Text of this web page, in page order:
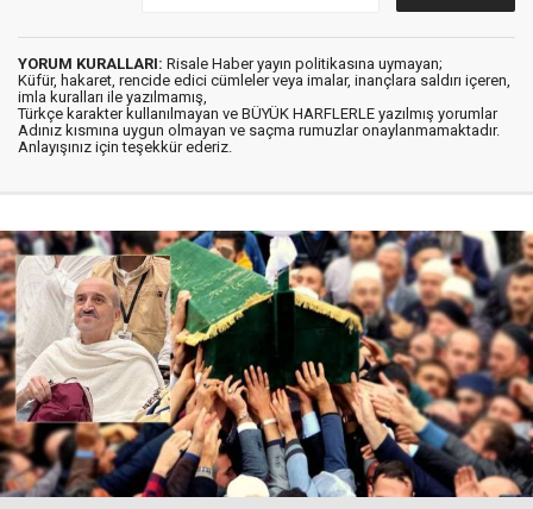
YORUM KURALLARI: Risale Haber yayın politikasına uymayan;
Küfür, hakaret, rencide edici cümleler veya imalar, inançlara saldırı içeren,
imla kuralları ile yazılmamış,
Türkçe karakter kullanılmayan ve BÜYÜK HARFLERLE yazılmış yorumlar
Adınız kısmına uygun olmayan ve saçma rumuzlar onaylanmamaktadır.
Anlayışınız için teşekkür ederiz.